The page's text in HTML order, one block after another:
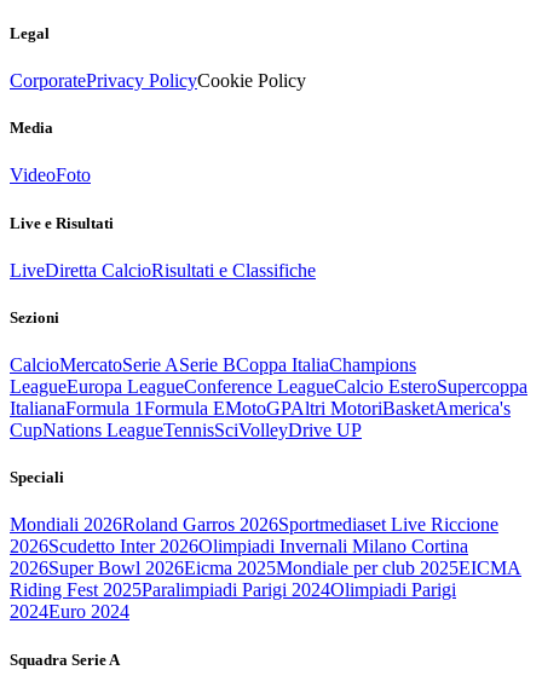
Legal
CorporatePrivacy PolicyCookie Policy
Media
VideoFoto
Live e Risultati
LiveDiretta CalcioRisultati e Classifiche
Sezioni
CalcioMercatoSerie ASerie BCoppa ItaliaChampions
LeagueEuropa LeagueConference LeagueCalcio EsteroSupercoppa
ItalianaFormula 1Formula EMotoGPAltri MotoriBasketAmerica's
CupNations LeagueTennisSciVolleyDrive UP
Speciali
Mondiali 2026Roland Garros 2026Sportmediaset Live Riccione
2026Scudetto Inter 2026Olimpiadi Invernali Milano Cortina
2026Super Bowl 2026Eicma 2025Mondiale per club 2025EICMA
Riding Fest 2025Paralimpiadi Parigi 2024Olimpiadi Parigi
2024Euro 2024
Squadra Serie A